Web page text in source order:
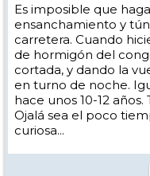
Es imposible que
ensanchamiento y
carretera. Cuando
de hormigón del
cortada, y dando la
en turno de noche.
hace unos 10-12
Ojalá sea el poco
curiosa...